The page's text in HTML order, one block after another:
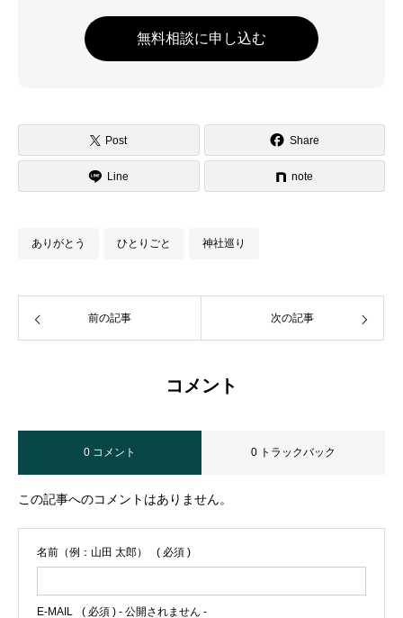
無料相談に申し込む
Post Share
Line note
ありがとう ひとりごと 神社巡り
前の記事 次の記事
コメント
0 コメント 0 トラックバック
この記事へのコメントはありません。
名前（例：山田 太郎） ( 必須 )
E-MAIL ( 必須 ) - 公開されません -